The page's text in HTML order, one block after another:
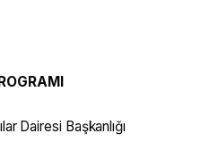
Dairesi Başkanlığı